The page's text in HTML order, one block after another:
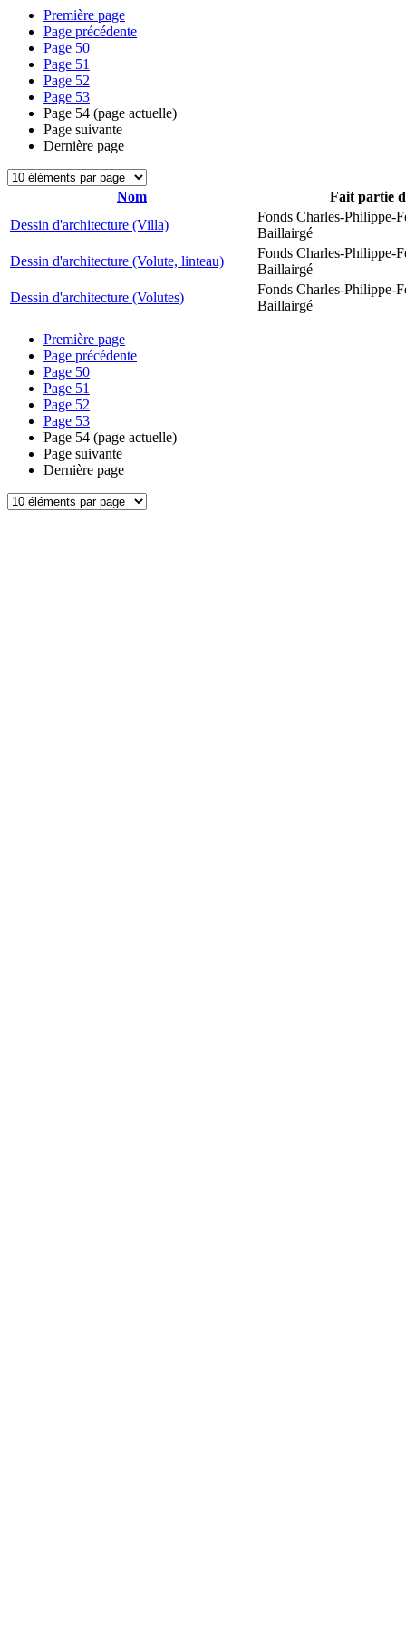
Première page
Page précédente
Page 50
Page 51
Page 52
Page 53
Page 54 (page actuelle)
Page suivante
Dernière page
Nom
Fait partie
Dessin d'architecture (Villa)
Fonds Charles-Philippe-
Baillairgé
Dessin d'architecture (Volute, linteau)
Fonds Charles-Philippe-
Baillairgé
Dessin d'architecture (Volutes)
Fonds Charles-Philippe-
Baillairgé
Première page
Page précédente
Page 50
Page 51
Page 52
Page 53
Page 54 (page actuelle)
Page suivante
Dernière page